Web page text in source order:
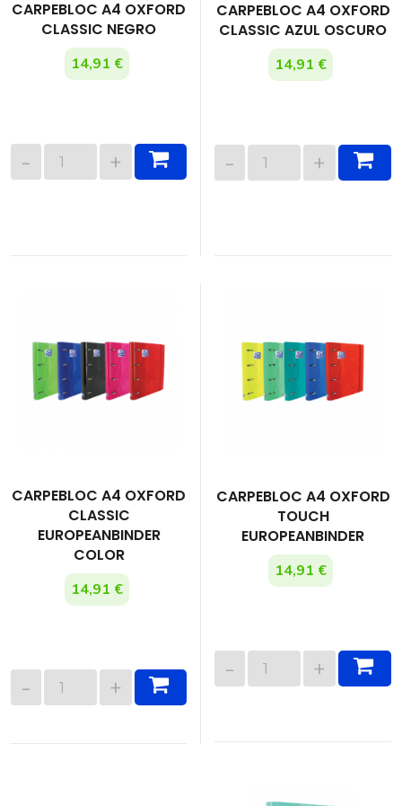
CARPEBLOC A4 OXFORD
CLASSIC NEGRO
14,91 €
CARPEBLOC A4 OXFORD
CLASSIC AZUL OSCURO
14,91 €
CARPEBLOC A4 OXFORD
CLASSIC
EUROPEANBINDER
COLOR
14,91 €
CARPEBLOC A4 OXFORD
TOUCH
EUROPEANBINDER
14,91 €